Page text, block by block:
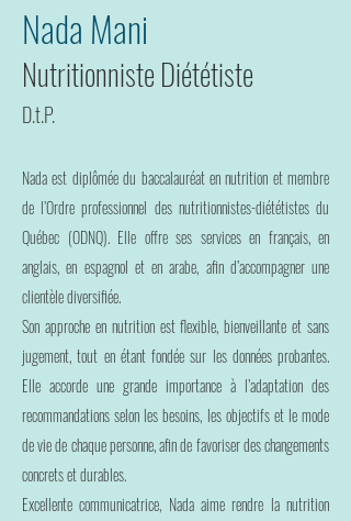
Nada Mani
Nutritionniste Diététiste
D.t.P.
Nada est diplômée du baccalauréat en nutrition et membre
de l’Ordre professionnel des nutritionnistes-diététistes du
Québec (ODNQ). Elle offre ses services en français, en
anglais, en espagnol et en arabe, afin d’accompagner une
clientèle diversifiée.
Son approche en nutrition est flexible, bienveillante et sans
jugement, tout en étant fondée sur les données probantes.
Elle accorde une grande importance à l’adaptation des
recommandations selon les besoins, les objectifs et lemode
de vie de chaque personne, afin de favoriser des changements
concrets et durables.
Excellente communicatrice, Nada aime rendre la nutrition